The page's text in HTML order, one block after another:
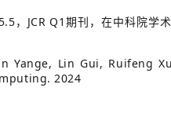
5.5 ， JCR Q1 期刊，在中科院学
Lin Gui, Ruifeng
2024